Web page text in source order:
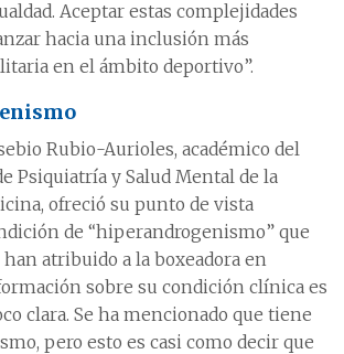
Aceptar estas complejidades
hacia una inclusión más
en el ámbito deportivo”.
Rubio-Aurioles, académico del
Psiquiatría y Salud Mental de la
ofreció su punto de vista
de “hiperandrogenismo” que
atribuido a la boxeadora en
sobre su condición clínica es
clara. Se ha mencionado que tiene
pero esto es casi como decir que